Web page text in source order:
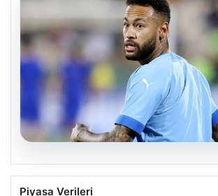
06.08.2026
Maçın bitişi sonrası Neymar’ın
Piyasa Verileri